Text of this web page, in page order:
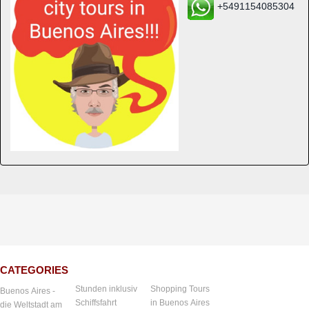
+5491154085304
CATEGORIES
Buenos Aires -
die Weltstadt am
Stunden inklusiv
Schiffsfahrt
Shopping Tours
in Buenos Aires